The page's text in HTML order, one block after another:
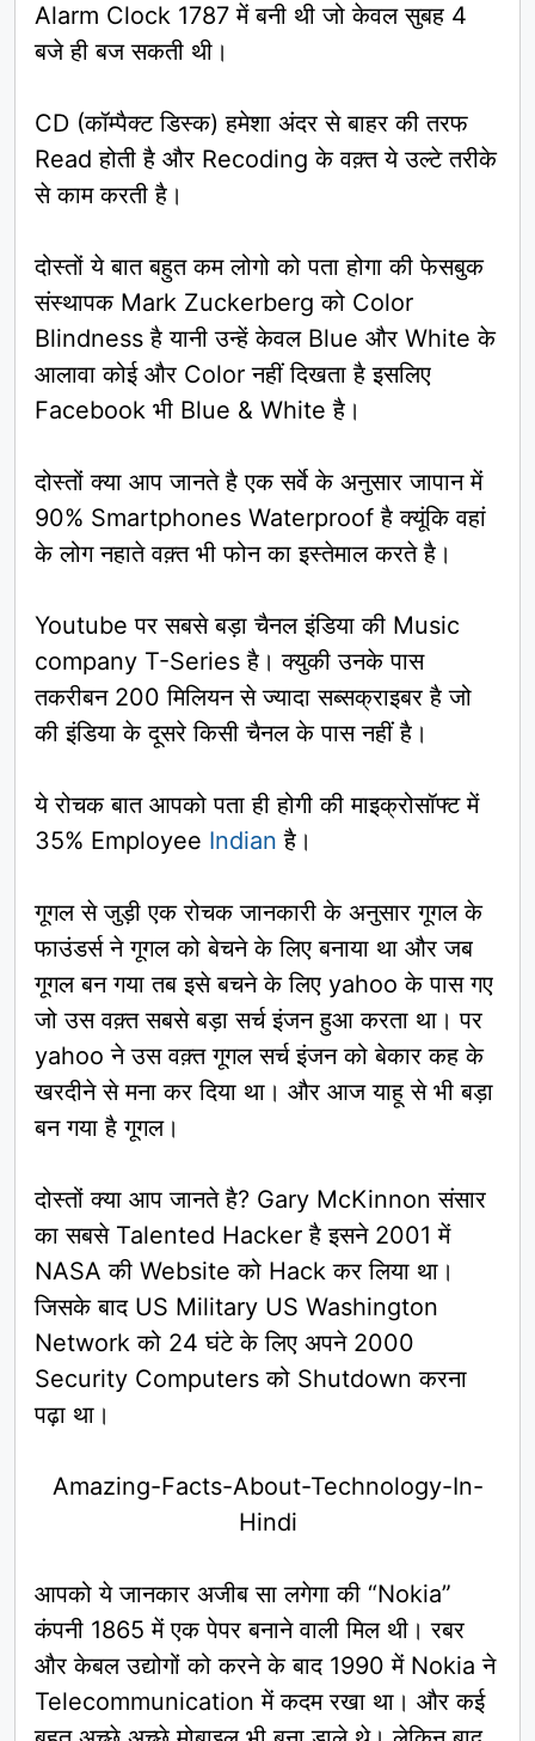
Alarm Clock 1787 में बनी थी जो केवल सुबह 4
बजे ही बज सकती थी।
CD (कॉम्पैक्ट डिस्क) हमेशा अंदर से बाहर की तरफ
Read होती है और Recoding के वक़्त ये उल्टे तरीके
से काम करती है।
दोस्तों ये बात बहुत कम लोगो को पता होगा की फेसबुक
संस्थापक Mark Zuckerberg को Color
Blindness है यानी उन्हें केवल Blue और White के
आलावा कोई और Color नहीं दिखता है इसलिए
Facebook भी Blue & White है।
दोस्तों क्या आप जानते है एक सर्वे के अनुसार जापान में
90% Smartphones Waterproof है क्यूंकि वहां
के लोग नहाते वक़्त भी फोन का इस्तेमाल करते है।
Youtube पर सबसे बड़ा चैनल इंडिया की Music
company T-Series है। क्युकी उनके पास
तकरीबन 200 मिलियन से ज्यादा सब्सक्राइबर है जो
की इंडिया के दूसरे किसी चैनल के पास नहीं है।
ये रोचक बात आपको पता ही होगी की माइक्रोसॉफ्ट में
35% Employee Indian है।
गूगल से जुड़ी एक रोचक जानकारी के अनुसार गूगल के
फाउंडर्स ने गूगल को बेचने के लिए बनाया था और जब
गूगल बन गया तब इसे बचने के लिए yahoo के पास गए
जो उस वक़्त सबसे बड़ा सर्च इंजन हुआ करता था। पर
yahoo ने उस वक़्त गूगल सर्च इंजन को बेकार कह के
खरदीने से मना कर दिया था। और आज याहू से भी बड़ा
बन गया है गूगल।
दोस्तों क्या आप जानते है? Gary McKinnon संसार
का सबसे Talented Hacker है इसने 2001 में
NASA की Website को Hack कर लिया था।
जिसके बाद US Military US Washington
Network को 24 घंटे के लिए अपने 2000
Security Computers को Shutdown करना
पढ़ा था।
Amazing-Facts-About-Technology-In-
Hindi
आपको ये जानकार अजीब सा लगेगा की “Nokia”
कंपनी 1865 में एक पेपर बनाने वाली मिल थी। रबर
और केबल उद्योगों को करने के बाद 1990 में Nokia ने
Telecommunication में कदम रखा था। और कई